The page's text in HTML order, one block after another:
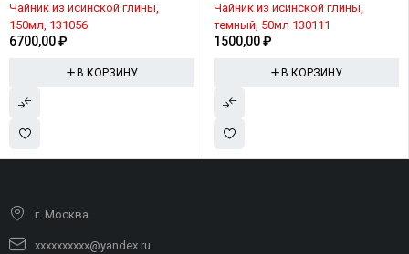
Чайник из исинской глины,
150мл, 131056
6700,00₽
В КОРЗИНУ
Чайник из исинской глины,
темный, 50мл 130111
1500,00₽
В КОРЗИНУ
г. Москва
xxxxxxxxxx@yandex.ru